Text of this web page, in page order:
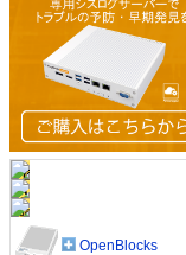
OpenBlocks